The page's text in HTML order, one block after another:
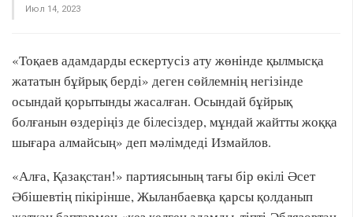
Июл 14, 2023
«Тоқаев адамдарды ескертусіз ату жөнінде қылмысқа
жататын бұйрық берді» деген сөйлемнің негізінде
осындай қорытынды жасалған. Осындай бұйрық
болғанын өздеріңіз де білесіздер, мұндай жайтты жоққа
шығара алмайсың» деп мәлімдеді Измайлов.
«Алға, Қазақстан!» партиясының тағы бір өкілі Әсет
Әбішевтің пікірінше, Жыланбаевқа қарсы қолданып